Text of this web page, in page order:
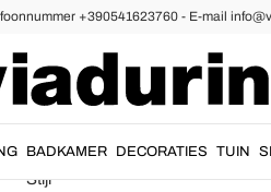
+390541623760 - E-mail
BADKAMER DECORATIES TUIN
om de
Stijl